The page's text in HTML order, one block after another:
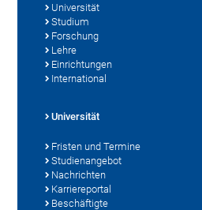
Universität
Studium
Forschung
Lehre
Einrichtungen
International
Universität
Fristen und Termine
Studienangebot
Nachrichten
Karriereportal
Beschäftigte